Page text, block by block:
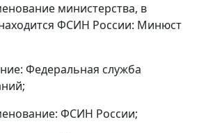
министерства, в
ФСИН России: Минюст
Федеральная служба
ФСИН России;